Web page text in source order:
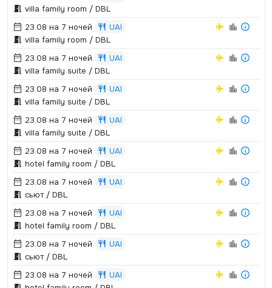
villa family room / DBL
23.08 на 7 ночей
UAI
villa family room / DBL
23.08 на 7 ночей
UAI
villa family suite / DBL
23.08 на 7 ночей
UAI
villa family suite / DBL
23.08 на 7 ночей
UAI
villa family suite / DBL
23.08 на 7 ночей
UAI
hotel family room / DBL
23.08 на 7 ночей
UAI
сьют / DBL
23.08 на 7 ночей
UAI
hotel family room / DBL
23.08 на 7 ночей
UAI
сьют / DBL
23.08 на 7 ночей
UAI